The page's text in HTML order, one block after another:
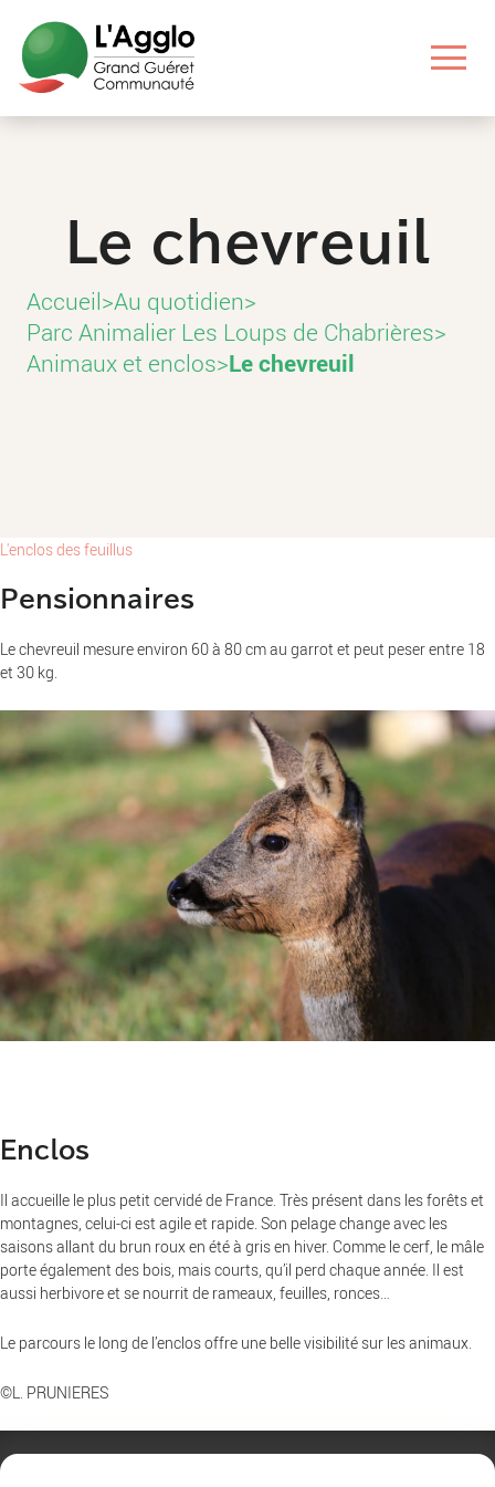
contenu
principal
menu
principal
liens
utiles
pied
page
Le chevreuil
Accueil>Au quotidien>
Parc Animalier Les Loups de Chabrières>
Animaux et enclos>Le chevreuil
L'enclos des feuillus
Pensionnaires
Le chevreuil mesure environ 60 à 80 cm au garrot et peut peser entre 18
et 30 kg.
Enclos
Il accueille le plus petit cervidé de France. Très présent dans les forêts et
montagnes, celui-ci est agile et rapide. Son pelage change avec les
saisons allant du brun roux en été à gris en hiver. Comme le cerf, le mâle
porte également des bois, mais courts, qu’il perd chaque année. Il est
aussi herbivore et se nourrit de rameaux, feuilles, ronces…
Le parcours le long de l’enclos offre une belle visibilité sur les animaux.
©L. PRUNIERES